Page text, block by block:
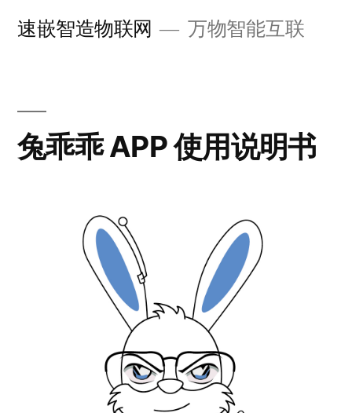
速嵌智造物联网 万物智能互联
兔乖乖 APP 使用说明书